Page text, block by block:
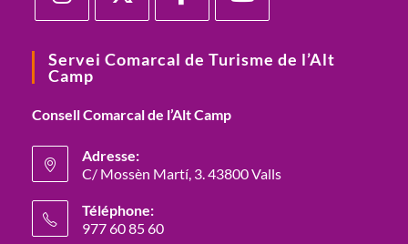
Servei Comarcal de Turisme de l’Alt
Camp
Consell Comarcal de l’Alt Camp
Adresse:
C/ Mossèn Martí, 3. 43800 Valls
Téléphone:
977 60 85 60